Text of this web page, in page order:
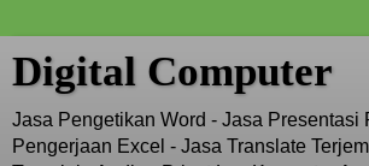
Digital Computer
Jasa Pengetikan Word - Jasa Presentasi
Pengerjaan Excel - Jasa Translate